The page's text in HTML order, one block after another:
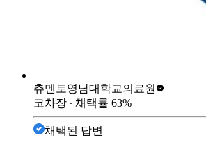
츄멘토영남대학교의료원
코차장 ∙ 채택률 63%
채택된 답변